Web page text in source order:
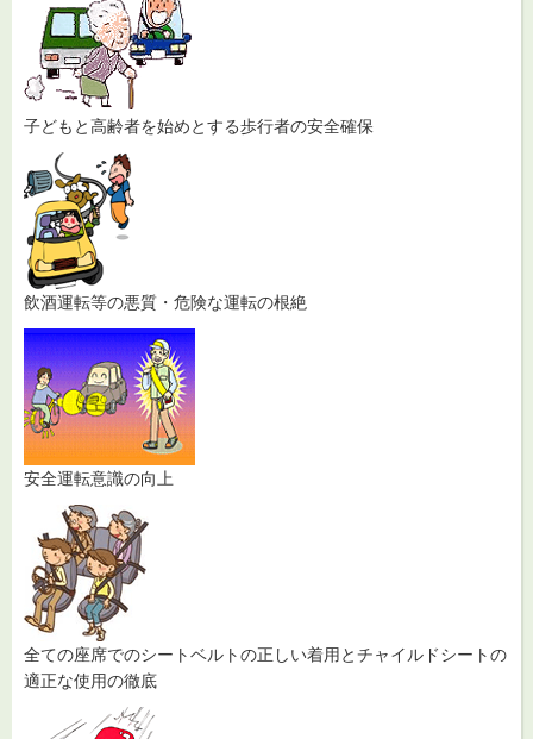
子どもと高齢者を始めとする歩行者の安全確保
飲酒運転等の悪質・危険な運転の根絶
安全運転意識の向上
全ての座席でのシートベルトの正しい着用とチャイルドシートの
適正な使用の徹底